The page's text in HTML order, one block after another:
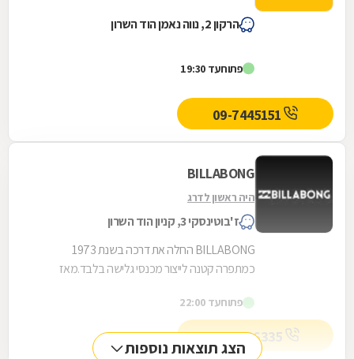
הרקון 2, נווה נאמן הוד השרון
פתוחעד 19:30
09-7445151
BILLABONG
היה ראשון לדרג
ז'בוטינסקי 3, קניון הוד השרון
BILLABONG החלה את דרכה בשנת 1973
כמתפרה קטנה לייצור מכנסי גלישה בלבד.מאז
לגברים ולנשים, כזו שמשקפת...
פתוחעד 22:00
הצג תוצאות נוספות